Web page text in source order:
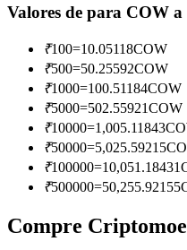
Informação
Análise de big data,
Valores de para COW
₹100=10.05118COW
₹500=50.25592COW
₹1000=100.51184COW
₹5000=502.55921COW
₹10000=1,005.11843
₹50000=5,025.59215
₹100000=10,051.18431
₹500000=50,255.92155
Compre